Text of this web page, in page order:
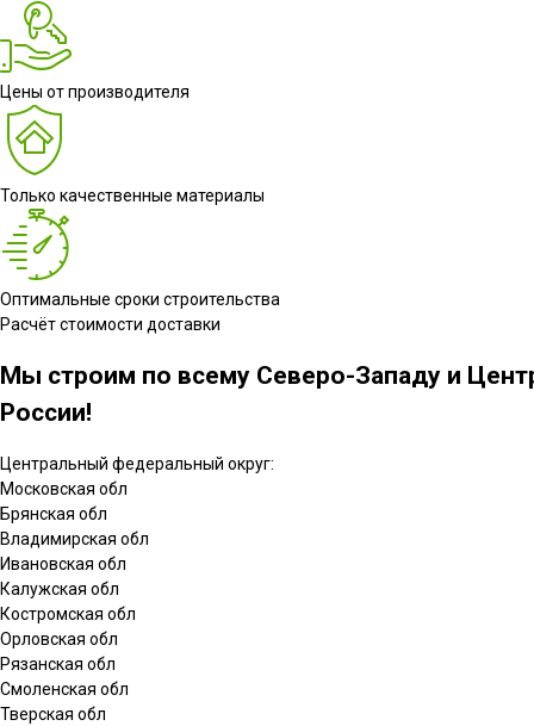
Цены от производителя
Только качественные материалы
Оптимальные сроки строительства
Расчёт стоимости доставки
Мы строим по всему Северо-Западу и
России!
Центральный федеральный округ:
Московская обл
Брянская обл
Владимирская обл
Ивановская обл
Калужская обл
Костромская обл
Орловская обл
Рязанская обл
Смоленская обл
Тверская обл